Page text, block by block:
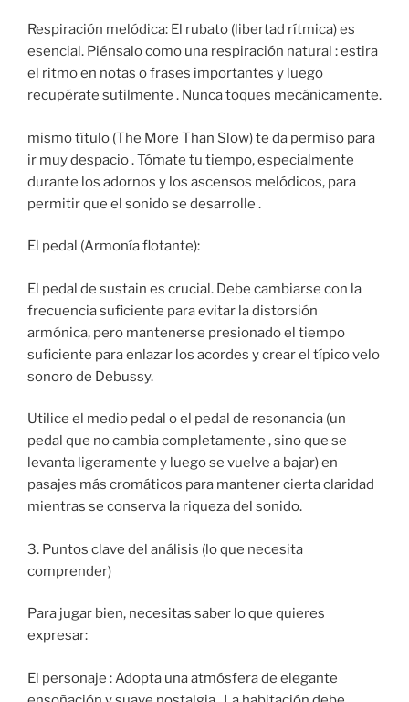
Respiración melódica: El rubato (libertad rítmica) es
esencial. Piénsalo como una respiración natural : estira
el ritmo en notas o frases importantes y luego
recupérate sutilmente . Nunca toques mecánicamente.
mismo título (The More Than Slow) te da permiso para
ir muy despacio . Tómate tu tiempo, especialmente
durante los adornos y los ascensos melódicos, para
permitir que el sonido se desarrolle .
El pedal (Armonía flotante):
El pedal de sustain es crucial. Debe cambiarse con la
frecuencia suficiente para evitar la distorsión
armónica, pero mantenerse presionado el tiempo
suficiente para enlazar los acordes y crear el típico velo
sonoro de Debussy.
Utilice el medio pedal o el pedal de resonancia (un
pedal que no cambia completamente , sino que se
levanta ligeramente y luego se vuelve a bajar) en
pasajes más cromáticos para mantener cierta claridad
mientras se conserva la riqueza del sonido.
3. Puntos clave del análisis (lo que necesita
comprender)
Para jugar bien, necesitas saber lo que quieres
expresar:
El personaje : Adopta una atmósfera de elegante